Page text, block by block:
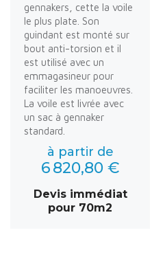
gennakers, cette la voile
le plus plate. Son
guindant est monté sur
bout anti-torsion et il
est utilisé avec un
emmagasineur pour
faciliter les manoeuvres.
La voile est livrée avec
un sac à gennaker
standard.
à partir de
6 820,80 €
Devis immédiat
pour 70m2